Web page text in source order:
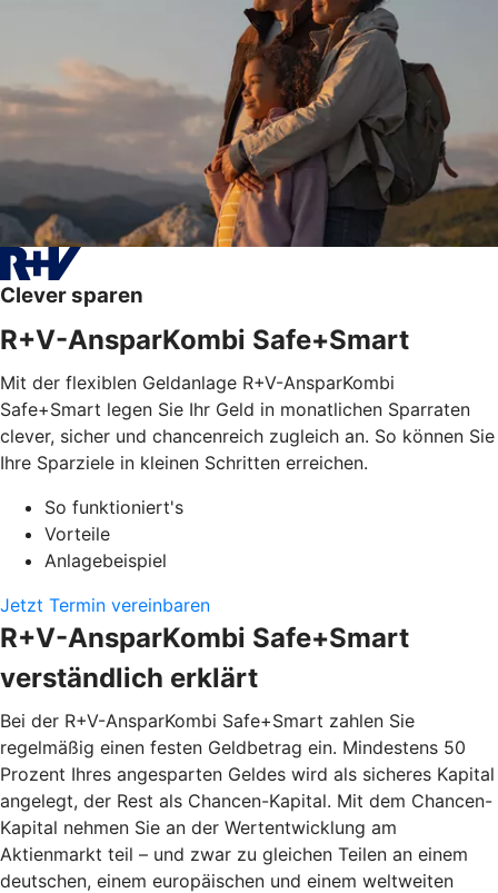
Clever sparen
R+V-AnsparKombi Safe+Smart
Mit der flexiblen Geldanlage R+V-AnsparKombi
Safe+Smart legen Sie Ihr Geld in monatlichen Sparraten
clever, sicher und chancenreich zugleich an. So können Sie
Ihre Sparziele in kleinen Schritten erreichen.
So funktioniert's
Vorteile
Anlagebeispiel
Jetzt Termin vereinbaren
R+V-AnsparKombi Safe+Smart
verständlich erklärt
Bei der R+V-AnsparKombi Safe+Smart zahlen Sie
regelmäßig einen festen Geldbetrag ein. Mindestens 50
Prozent Ihres angesparten Geldes wird als sicheres Kapital
angelegt, der Rest als Chancen-Kapital. Mit dem Chancen-
Kapital nehmen Sie an der Wertentwicklung am
Aktienmarkt teil – und zwar zu gleichen Teilen an einem
deutschen, einem europäischen und einem weltweiten